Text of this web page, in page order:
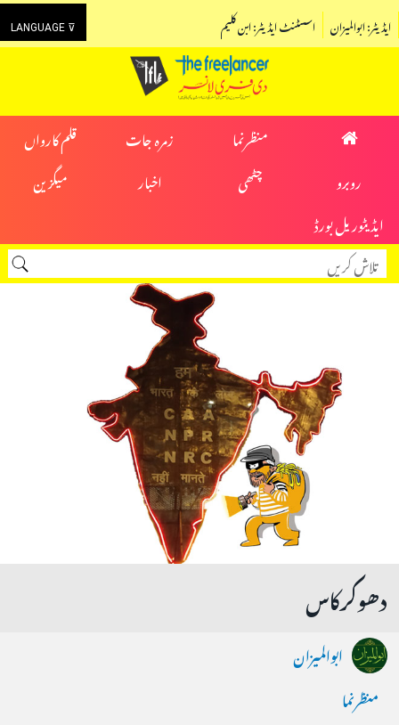
LANGUAGE ⊽ اسسٹنٹ ایڈیٹر: ابن کلیم ایڈیٹر: ابوالمیزان
منظرنما زمرہ جات
قلم کارواں
روبرو
چٹھی اخبار
میگزین
ایڈیٹوریل بورڈ
دھوکرکاس
ابوالمیزان
منظرنما